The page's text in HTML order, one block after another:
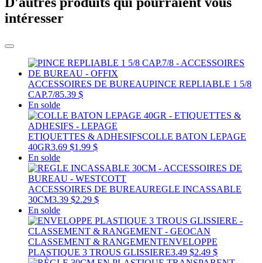
intéresser
ACCESSOIRES DE BUREAUPINCE REPLIABLE 1 5/8
CAP.7/85.39 $
En solde
ETIQUETTES & ADHESIFSCOLLE BATON LEPAGE
40GR3.69 $1.99 $
En solde
ACCESSOIRES DE BUREAUREGLE INCASSABLE
30CM3.39 $2.29 $
En solde
CLASSEMENT & RANGEMENTENVELOPPE
PLASTIQUE 3 TROUS GLISSIERE3.49 $2.49 $